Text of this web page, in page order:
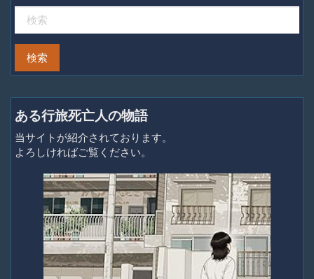
ある行旅死亡人の物語
当サイトが紹介されております。
よろしければご覧ください。